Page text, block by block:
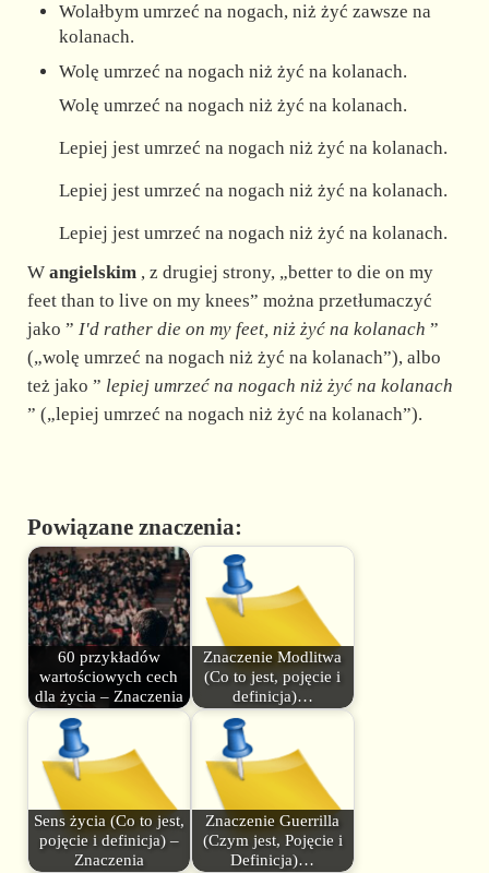
Wolałbym umrzeć na nogach, niż żyć zawsze na
kolanach.
Wolę umrzeć na nogach niż żyć na kolanach.
Wolę umrzeć na nogach niż żyć na kolanach.
Lepiej jest umrzeć na nogach niż żyć na kolanach.
Lepiej jest umrzeć na nogach niż żyć na kolanach.
Lepiej jest umrzeć na nogach niż żyć na kolanach.
W angielskim, z drugiej strony, „better to die on my
feet than to live on my knees” można przetłumaczyć
jako ” I'd rather die on my feet, niż żyć na kolanach ”
(„wolę umrzeć na nogach niż żyć na kolanach”), albo
też jako ” lepiej umrzeć na nogach niż żyć na kolanach
” („lepiej umrzeć na nogach niż żyć na kolanach”).
Powiązane znaczenia:
60 przykładów
wartościowych cech
dla życia – Znaczenia
Znaczenie Modlitwa
(Co to jest, pojęcie i
definicja)…
Sens życia (Co to jest,
pojęcie i definicja) –
Znaczenia
Znaczenie Guerrilla
(Czym jest, Pojęcie i
Definicja)…